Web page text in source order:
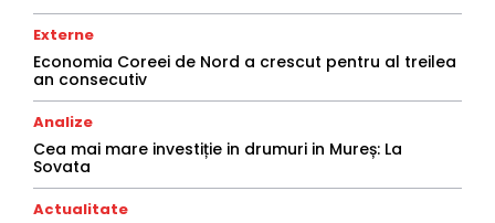
Externe
Economia Coreei de Nord a crescut pentru al treilea
an consecutiv
Analize
Cea mai mare investiție in drumuri in Mureș: La
Sovata
Actualitate